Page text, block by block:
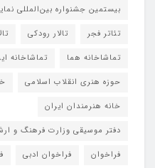
بیستمین جشنواره بین‌المللی
تئاتر فجر
تالار رودکی
تماشاخانه هما
تماشاخانه‌
حوزه هنری انقلاب اسلامی
خانه هنرمندان ایران
دفتر موسیقی وزارت فرهنگ و
فراخوان
فراخوان ادبی